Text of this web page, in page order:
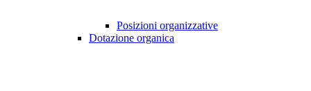
Posizioni organizzative
Dotazione organica